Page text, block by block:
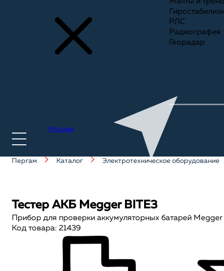
Москва
РЛС
Радиография
Георадар
Пергам Каталог Электротехническое оборудование
Тестер АКБ Megger BITE3
Прибор для проверки аккумуляторных батарей Megger
Код товара: 21439